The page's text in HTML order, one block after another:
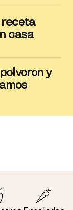
receta
casa
y